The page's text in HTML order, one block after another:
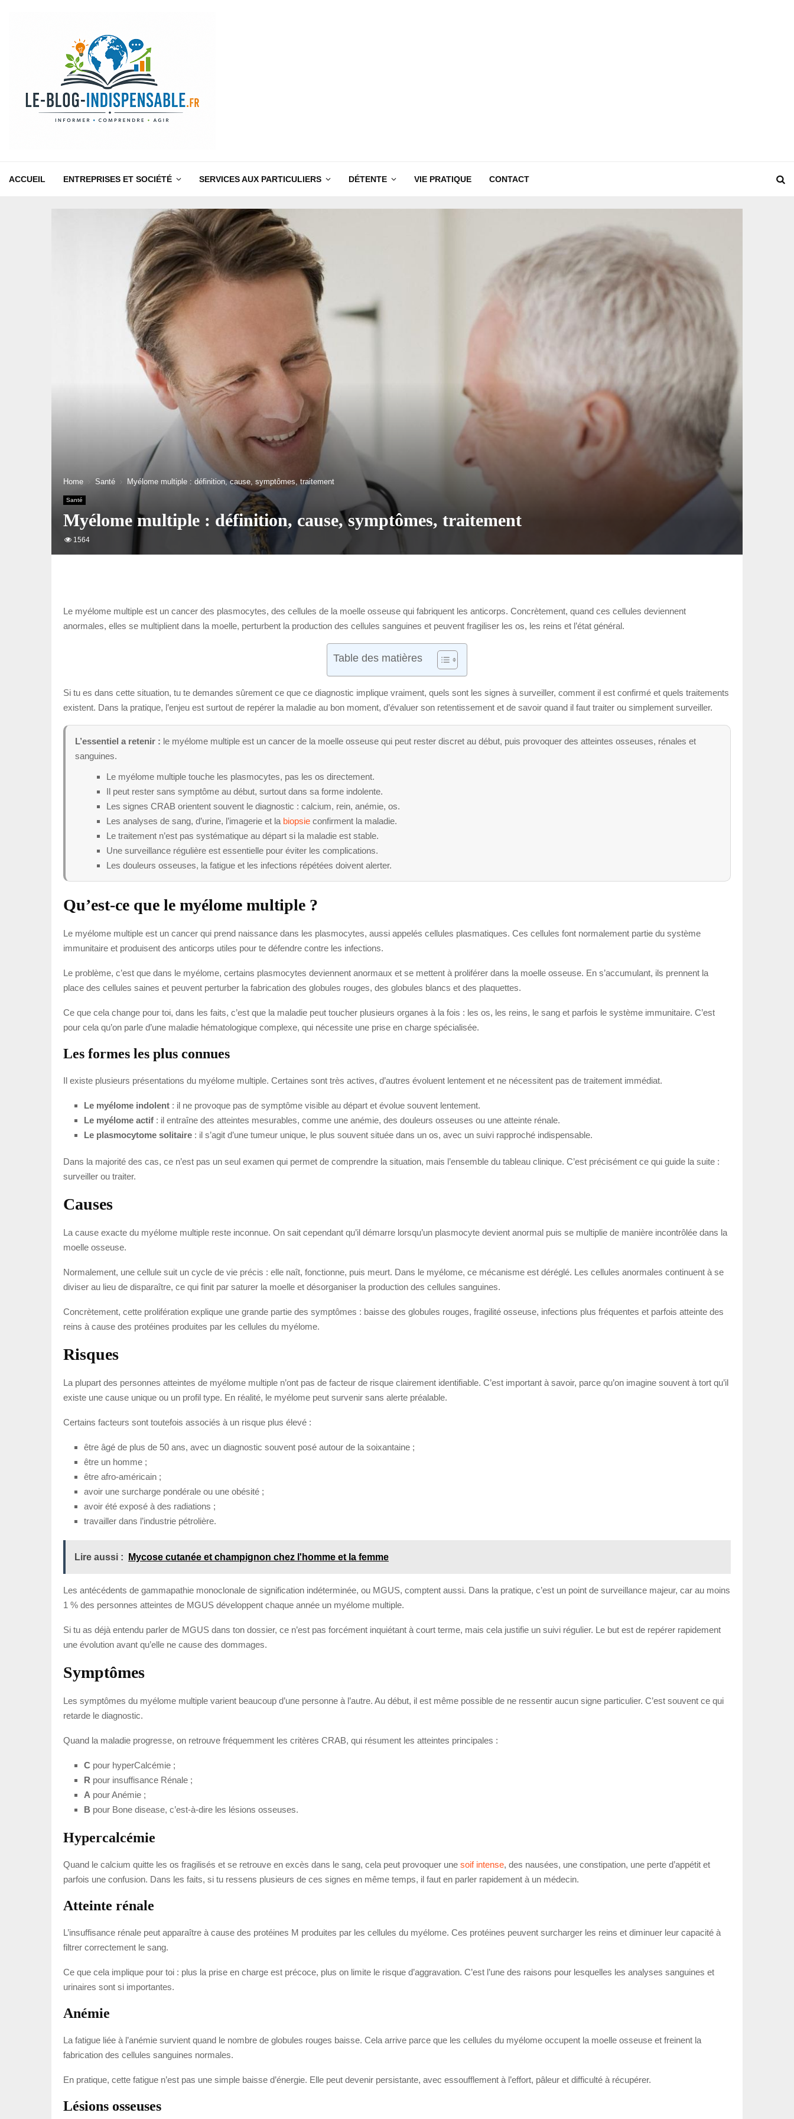
ACCUEIL ENTREPRISES ET SOCIÉTÉ SERVICES AUX PARTICULIERS DÉTENTE VIE PRATIQUE CONTACT
Home Santé Myélome multiple : définition, cause, symptômes, traitement
Santé
Myélome multiple : définition, cause, symptômes, traitement
1564
Le myélome multiple est un cancer des plasmocytes, des cellules de la moelle osseuse qui fabriquent les anticorps. Concrètement, quand ces cellules deviennent
anormales, elles se multiplient dans la moelle, perturbent la production des cellules sanguines et peuvent fragiliser les os, les reins et l’état général.
Table des matières
Si tu es dans cette situation, tu te demandes sûrement ce que ce diagnostic implique vraiment, quels sont les signes à surveiller, comment il est confirmé et quels traitements
existent. Dans la pratique, l’enjeu est surtout de repérer la maladie au bon moment, d’évaluer son retentissement et de savoir quand il faut traiter ou simplement surveiller.
L’essentiel a retenir : le myélome multiple est un cancer de la moelle osseuse qui peut rester discret au début, puis provoquer des atteintes osseuses, rénales et
sanguines.
Le myélome multiple touche les plasmocytes, pas les os directement.
Il peut rester sans symptôme au début, surtout dans sa forme indolente.
Les signes CRAB orientent souvent le diagnostic : calcium, rein, anémie, os.
Les analyses de sang, d’urine, l’imagerie et la biopsie confirment la maladie.
Le traitement n’est pas systématique au départ si la maladie est stable.
Une surveillance régulière est essentielle pour éviter les complications.
Les douleurs osseuses, la fatigue et les infections répétées doivent alerter.
Qu’est-ce que le myélome multiple ?
Le myélome multiple est un cancer qui prend naissance dans les plasmocytes, aussi appelés cellules plasmatiques. Ces cellules font normalement partie du système
immunitaire et produisent des anticorps utiles pour te défendre contre les infections.
Le problème, c’est que dans le myélome, certains plasmocytes deviennent anormaux et se mettent à proliférer dans la moelle osseuse. En s’accumulant, ils prennent la
place des cellules saines et peuvent perturber la fabrication des globules rouges, des globules blancs et des plaquettes.
Ce que cela change pour toi, dans les faits, c’est que la maladie peut toucher plusieurs organes à la fois : les os, les reins, le sang et parfois le système immunitaire. C’est
pour cela qu’on parle d’une maladie hématologique complexe, qui nécessite une prise en charge spécialisée.
Les formes les plus connues
Il existe plusieurs présentations du myélome multiple. Certaines sont très actives, d’autres évoluent lentement et ne nécessitent pas de traitement immédiat.
Le myélome indolent : il ne provoque pas de symptôme visible au départ et évolue souvent lentement.
Le myélome actif : il entraîne des atteintes mesurables, comme une anémie, des douleurs osseuses ou une atteinte rénale.
Le plasmocytome solitaire : il s’agit d’une tumeur unique, le plus souvent située dans un os, avec un suivi rapproché indispensable.
Dans la majorité des cas, ce n’est pas un seul examen qui permet de comprendre la situation, mais l’ensemble du tableau clinique. C’est précisément ce qui guide la suite :
surveiller ou traiter.
Causes
La cause exacte du myélome multiple reste inconnue. On sait cependant qu’il démarre lorsqu’un plasmocyte devient anormal puis se multiplie de manière incontrôlée dans la
moelle osseuse.
Normalement, une cellule suit un cycle de vie précis : elle naît, fonctionne, puis meurt. Dans le myélome, ce mécanisme est déréglé. Les cellules anormales continuent à se
diviser au lieu de disparaître, ce qui finit par saturer la moelle et désorganiser la production des cellules sanguines.
Concrètement, cette prolifération explique une grande partie des symptômes : baisse des globules rouges, fragilité osseuse, infections plus fréquentes et parfois atteinte des
reins à cause des protéines produites par les cellules du myélome.
Risques
La plupart des personnes atteintes de myélome multiple n’ont pas de facteur de risque clairement identifiable. C’est important à savoir, parce qu’on imagine souvent à tort qu’il
existe une cause unique ou un profil type. En réalité, le myélome peut survenir sans alerte préalable.
Certains facteurs sont toutefois associés à un risque plus élevé :
être âgé de plus de 50 ans, avec un diagnostic souvent posé autour de la soixantaine ;
être un homme ;
être afro-américain ;
avoir une surcharge pondérale ou une obésité ;
avoir été exposé à des radiations ;
travailler dans l’industrie pétrolière.
Lire aussi : Mycose cutanée et champignon chez l'homme et la femme
Les antécédents de gammapathie monoclonale de signification indéterminée, ou MGUS, comptent aussi. Dans la pratique, c’est un point de surveillance majeur, car au moins
1 % des personnes atteintes de MGUS développent chaque année un myélome multiple.
Si tu as déjà entendu parler de MGUS dans ton dossier, ce n’est pas forcément inquiétant à court terme, mais cela justifie un suivi régulier. Le but est de repérer rapidement
une évolution avant qu’elle ne cause des dommages.
Symptômes
Les symptômes du myélome multiple varient beaucoup d’une personne à l’autre. Au début, il est même possible de ne ressentir aucun signe particulier. C’est souvent ce qui
retarde le diagnostic.
Quand la maladie progresse, on retrouve fréquemment les critères CRAB, qui résument les atteintes principales :
C pour hyperCalcémie ;
R pour insuffisance Rénale ;
A pour Anémie ;
B pour Bone disease, c’est-à-dire les lésions osseuses.
Hypercalcémie
Quand le calcium quitte les os fragilisés et se retrouve en excès dans le sang, cela peut provoquer une soif intense, des nausées, une constipation, une perte d’appétit et
parfois une confusion. Dans les faits, si tu ressens plusieurs de ces signes en même temps, il faut en parler rapidement à un médecin.
Atteinte rénale
L’insuffisance rénale peut apparaître à cause des protéines M produites par les cellules du myélome. Ces protéines peuvent surcharger les reins et diminuer leur capacité à
filtrer correctement le sang.
Ce que cela implique pour toi : plus la prise en charge est précoce, plus on limite le risque d’aggravation. C’est l’une des raisons pour lesquelles les analyses sanguines et
urinaires sont si importantes.
Anémie
La fatigue liée à l’anémie survient quand le nombre de globules rouges baisse. Cela arrive parce que les cellules du myélome occupent la moelle osseuse et freinent la
fabrication des cellules sanguines normales.
En pratique, cette fatigue n’est pas une simple baisse d’énergie. Elle peut devenir persistante, avec essoufflement à l’effort, pâleur et difficulté à récupérer.
Lésions osseuses